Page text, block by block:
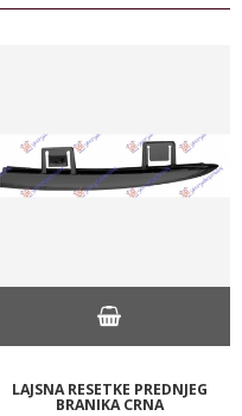
LAJSNA RESETKE PREDNJEG
BRANIKA CRNA